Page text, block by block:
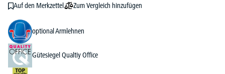
Auf den Merkzettel Zum Vergleich hinzufügen
optional Armlehnen
Gütesiegel Qualtiy Office